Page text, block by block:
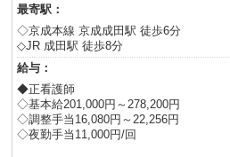
最寄駅：
◇京成本線 京成成田駅 徒歩6分
◇JR 成田駅 徒歩8分
給与：
◆正看護師
◇基本給201,000円～278,200円
◇調整手当16,080円～22,256円
◇夜勤手当11,000円/回